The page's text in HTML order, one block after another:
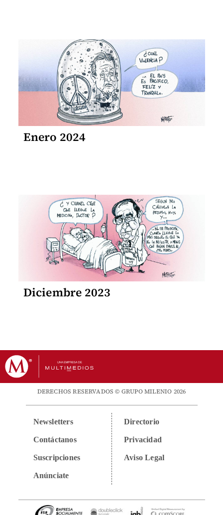
Enero 2024
Diciembre 2023
DERECHOS RESERVADOS © GRUPO MILENIO 2026
Newsletters
Contáctanos
Suscripciones
Anúnciate
Directorio
Privacidad
Aviso Legal